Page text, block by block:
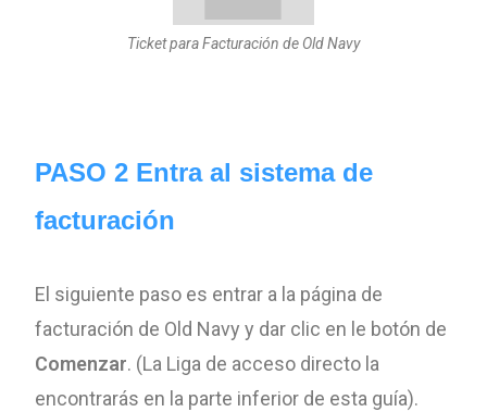
Ticket para Facturación de Old Navy
PASO 2 Entra al sistema de
facturación
El siguiente paso es entrar a la página de
facturación de Old Navy y dar clic en le botón de
Comenzar. (La Liga de acceso directo la
encontrarás en la parte inferior de esta guía).